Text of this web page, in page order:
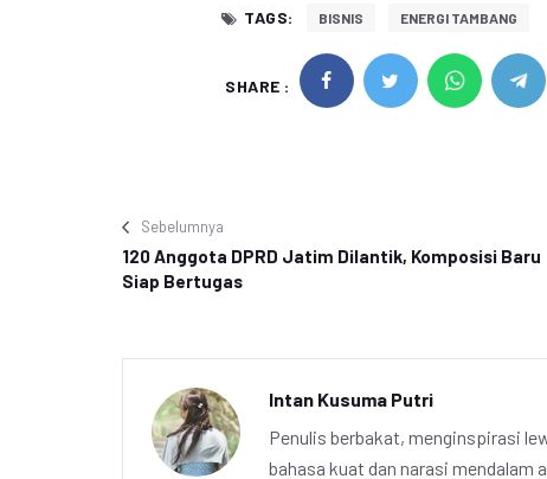
TAGS: BISNIS ENERGI TAMBANG
SHARE :
Sebelumnya
120 Anggota DPRD Jatim Dilantik, Komposisi Baru
Siap Bertugas
Intan Kusuma Putri
Penulis berbakat, menginspirasi
bahasa kuat dan narasi mendalam